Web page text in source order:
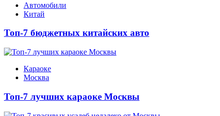
Автомобили
Китай
Топ-7 бюджетных китайских авто
Караоке
Москва
Топ-7 лучших караоке Москвы